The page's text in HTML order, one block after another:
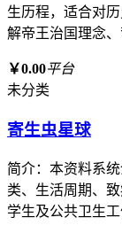
生历程，适合对
解帝王治国理念
￥0.00平台
未分类
寄生虫星球
简介：本资料系
类、生活周期、
学生及公共卫生